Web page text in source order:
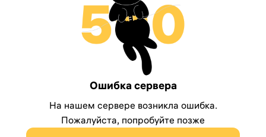
Ошибка сервера
На нашем сервере возникла ошибка.
Пожалуйста, попробуйте позже